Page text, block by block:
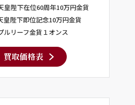
皇陛下在位60周年10万円金貨
皇陛下即位記念10万円金貨
ルリーフ金貨１オンス
買取価格表